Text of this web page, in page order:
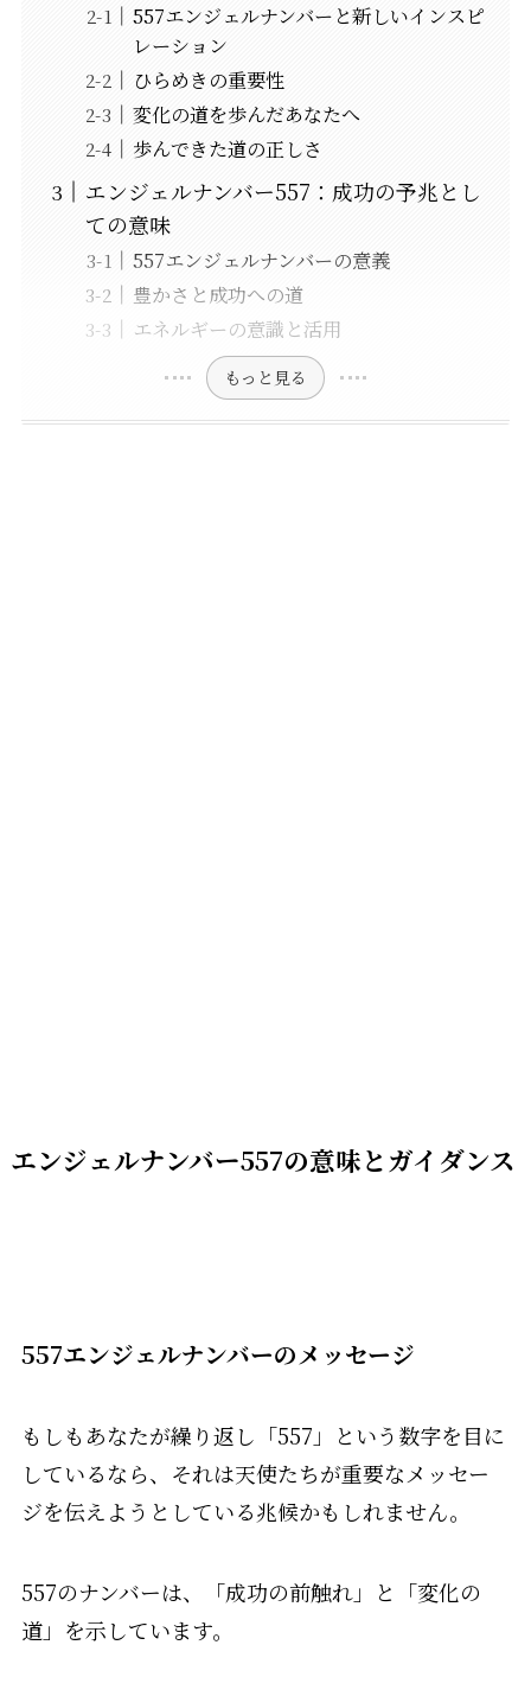
557エンジェルナンバーと新しいインスピ
レーション
ひらめきの重要性
変化の道を歩んだあなたへ
歩んできた道の正しさ
エンジェルナンバー557：成功の予兆とし
ての意味
557エンジェルナンバーの意義
豊かさと成功への道
エネルギーの意識と活用
もっと見る
エンジェルナンバー557の意味とガイダンス
557エンジェルナンバーのメッセージ
もしもあなたが繰り返し「557」という数字を目に
しているなら、それは天使たちが重要なメッセー
ジを伝えようとしている兆候かもしれません。
557のナンバーは、「成功の前触れ」と「変化の
道」を示しています。